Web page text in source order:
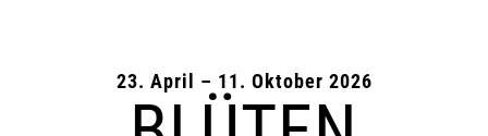
23. April – 11. Oktober 2026